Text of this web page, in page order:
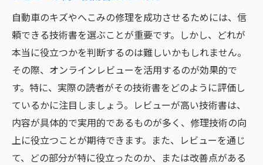
自動車のキズやへこみの修理を成功させるためには、信
頼できる技術書を選ぶことが重要です。しかし、どれが
本当に役立つかを判断するのは難しいかもしれません。
その際、オンラインレビューを活用するのが効果的で
す。特に、実際の読者がその技術書をどのように評価し
ているかに注目しましょう。レビューが高い技術書は、
内容が具体的で実用的であるものが多く、修理技術の向
上に役立つことが期待できます。また、レビューを通じ
て、どの部分が特に役立ったのか、または改善点がある